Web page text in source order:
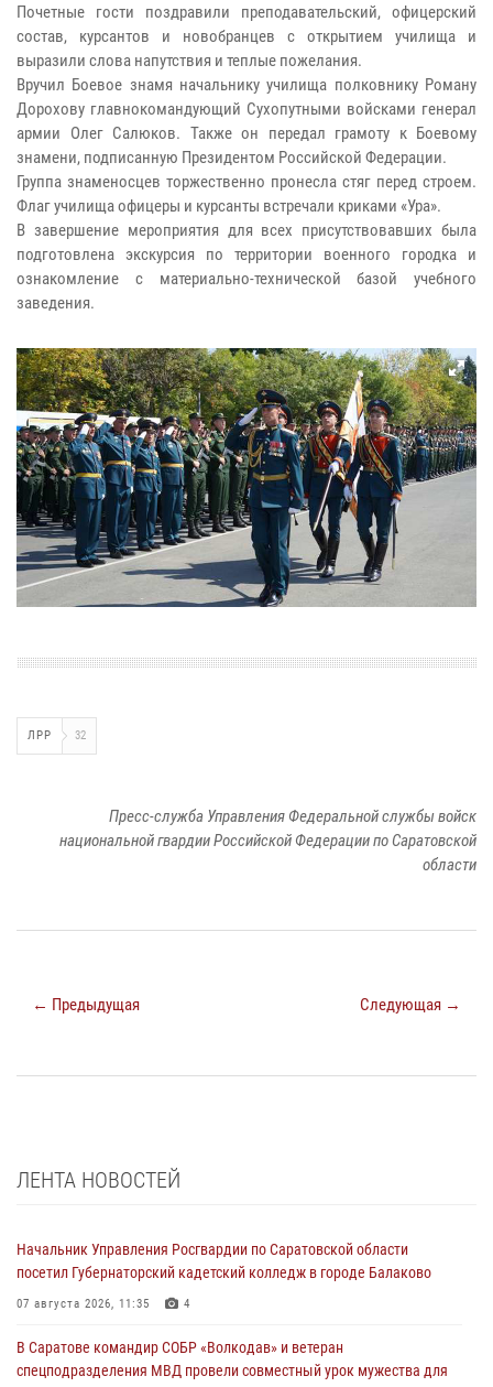
Почетные гости поздравили преподавательский, офицерский
состав, курсантов и новобранцев с открытием училища и
выразили слова напутствия и теплые пожелания.
Вручил Боевое знамя начальнику училища полковнику Роману
Дорохову главнокомандующий Сухопутными войсками генерал
армии Олег Салюков. Также он передал грамоту к Боевому
знамени, подписанную Президентом Российской Федерации.
Группа знаменосцев торжественно пронесла стяг перед строем.
Флаг училища офицеры и курсанты встречали криками «Ура».
В завершение мероприятия для всех присутствовавших была
подготовлена экскурсия по территории военного городка и
ознакомление с материально-технической базой учебного
заведения.
ЛРР 32
Пресс-служба Управления Федеральной службы войск
национальной гвардии Российской Федерации по Саратовской
области
← Предыдущая Следующая →
ЛЕНТА НОВОСТЕЙ
Начальник Управления Росгвардии по Саратовской области
посетил Губернаторский кадетский колледж в городе Балаково
07 августа 2026, 11:35 4
В Саратове командир СОБР «Волкодав» и ветеран
спецподразделения МВД провели совместный урок мужества для